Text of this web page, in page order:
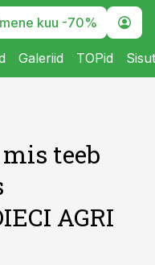
kuu -70%
Galeriid TOPid
teeb
AGRI